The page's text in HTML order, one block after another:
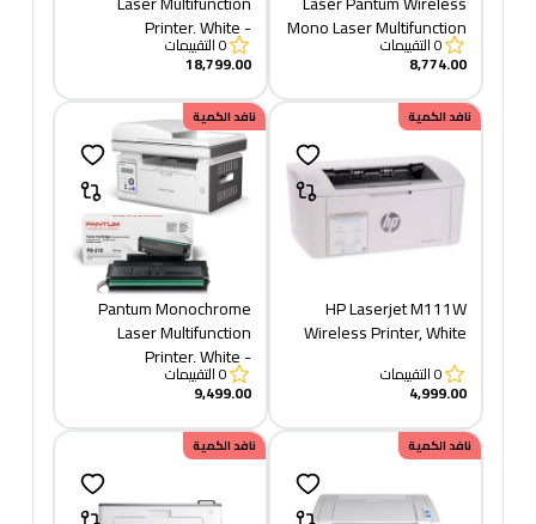
Mono Laser Multifunction
Printer, White -
M6509NW +TONER 219
0التقييمات
8,774.00
Printer, White -
BM5100ADW
0التقييمات
18,799.00
نافد الكمية
HP Laserjet M111W
Wireless Printer, White
0التقييمات
4,999.00
نافد الكمية
Pantum Monochrome
Laser Multifunction
Printer, White -
M6559NW + TONER 219
0التقييمات
9,499.00
نافد الكمية نافد الكمية